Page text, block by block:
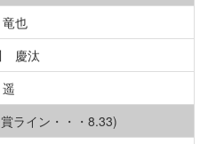
也
慶汰
ライン・・・8.33)